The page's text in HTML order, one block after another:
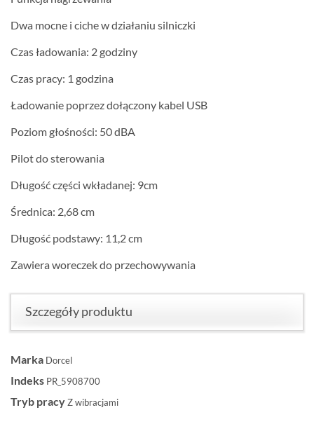
Dwa mocne i ciche w działaniu silniczki
Czas ładowania: 2 godziny
Czas pracy: 1 godzina
Ładowanie poprzez dołączony kabel USB
Poziom głośności: 50 dBA
Pilot do sterowania
Długość części wkładanej: 9cm
Średnica: 2,68 cm
Długość podstawy: 11,2 cm
Zawiera woreczek do przechowywania
Szczegóły produktu
Marka Dorcel
Indeks PR_5908700
Tryb pracyZ wibracjami